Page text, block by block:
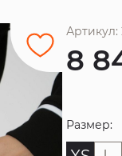
Артикул:
8
Размер: